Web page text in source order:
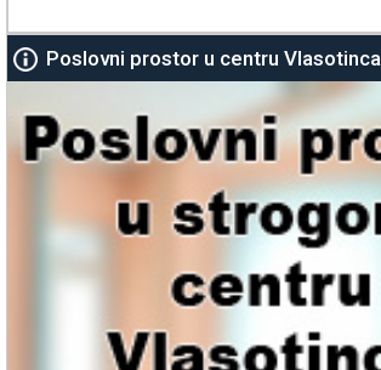
Poslovni prostor u centru Vlasotinca